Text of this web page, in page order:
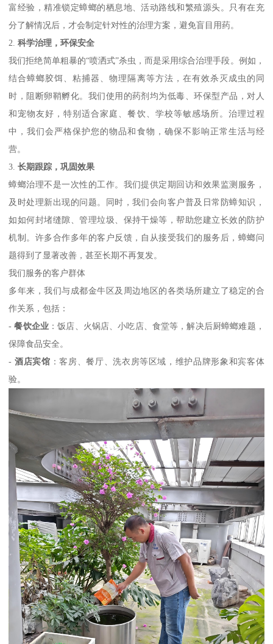
富经验，精准锁定蟑螂的栖息地、活动路线和繁殖源头。只有在充
分了解情况后，才会制定针对性的治理方案，避免盲目用药。
2.科学治理，环保安全
我们拒绝简单粗暴的“喷洒式”杀虫，而是采用综合治理手段。例如，
结合蟑螂胶饵、粘捕器、物理隔离等方法，在有效杀灭成虫的同
时，阻断卵鞘孵化。我们使用的药剂均为低毒、环保型产品，对人
和宠物友好，特别适合家庭、餐饮、学校等敏感场所。治理过程
中，我们会严格保护您的物品和食物，确保不影响正常生活与经
营。
3.长期跟踪，巩固效果
蟑螂治理不是一次性的工作。我们提供定期回访和效果监测服务，
及时处理新出现的问题。同时，我们会向客户普及日常防蟑知识，
如如何封堵缝隙、管理垃圾、保持干燥等，帮助您建立长效的防护
机制。许多合作多年的客户反馈，自从接受我们的服务后，蟑螂问
题得到了显著改善，甚至长期不再复发。
我们服务的客户群体
多年来，我们与成都金牛区及周边地区的各类场所建立了稳定的合
作关系，包括：
-餐饮企业 ：饭店、火锅店、小吃店、食堂等，解决后厨蟑螂难题，
保障食品安全。
- 酒店宾馆 ：客房、餐厅、洗衣房等区域，维护品牌形象和宾客体
验。